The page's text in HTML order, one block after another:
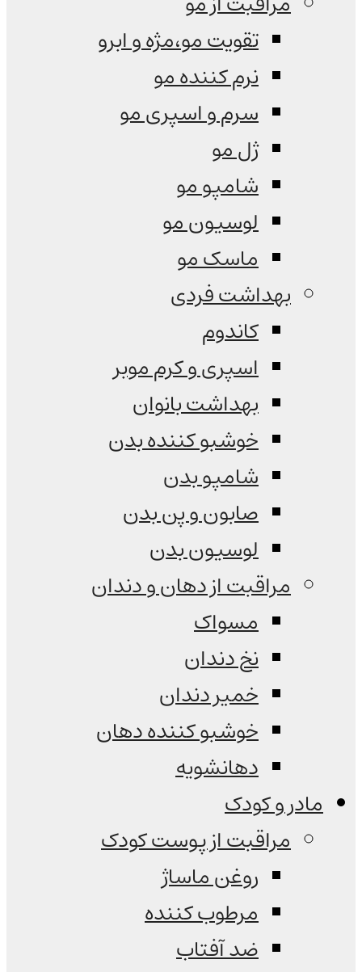
تقویت مو،مژه و ابرو
نرم کننده مو
سرم و اسپری مو
ژل مو
شامپو مو
لوسیون مو
ماسک مو
بهداشت فردی
کاندوم
اسپری و کرم موبر
بهداشت بانوان
خوشبو کننده بدن
شامپو بدن
صابون و پن بدن
لوسیون بدن
مراقبت از دهان و دندان
مسواک
نخ دندان
خمیر دندان
خوشبو کننده دهان
دهانشویه
مادر و کودک
مراقبت از پوست کودک
روغن ماساژ
مرطوب کننده
ضد آفتاب